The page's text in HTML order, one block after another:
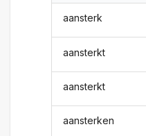
aansterk
aansterkt
aansterkt
aansterken